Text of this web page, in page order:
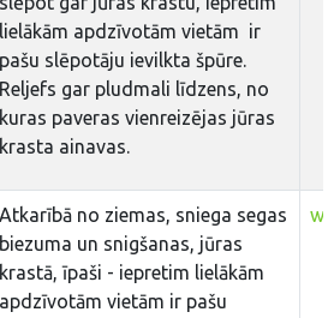
lielākām apdzīvotām vietām ir
pašu slēpotāju ievilkta špūre.
Reljefs gar pludmali līdzens, no
kuras paveras vienreizējas jūras
krasta ainavas.
Atkarībā no ziemas, sniega segas
biezuma un snigšanas, jūras
krastā, īpaši - iepretim lielākām
apdzīvotām vietām ir pašu